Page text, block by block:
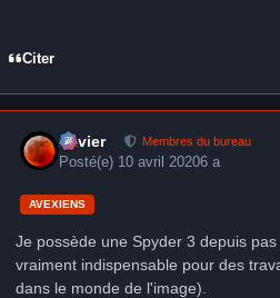
Citer
Xavier Membres du bureau
Posté(e) 10 avril 20206 a
AVEXIENS
Je possède une Spyder 3 depuis
vraiment indispensable pour des
dans le monde de l'image).